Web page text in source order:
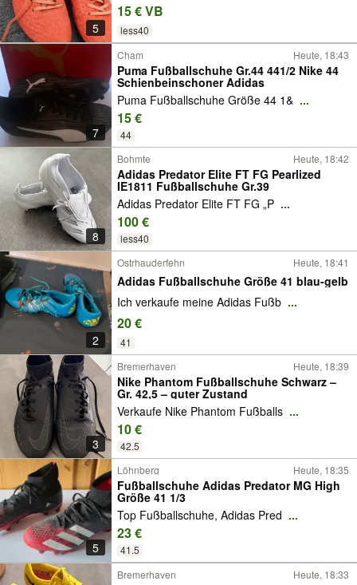
5
15 € VB
less40
7
Cham Heute, 18:43
Puma Fußballschuhe Gr.44 441/2 Nike 44
Schienbeinschoner Adidas
Puma Fußballschuhe Größe 44 1& ...
15 €
44
8
Bohmte Heute, 18:42
Adidas Predator Elite FT FG Pearlized
IE1811 Fußballschuhe Gr.39
Adidas Predator Elite FT FG „P ...
100 €
less40
2
Ostrhauderfehn Heute, 18:41
Adidas Fußballschuhe Größe 41 blau-gelb
Ich verkaufe meine Adidas Fußb ...
20 €
41
3
Bremerhaven Heute, 18:39
Nike Phantom Fußballschuhe Schwarz –
Gr. 42,5 – guter Zustand
Verkaufe Nike Phantom Fußballs ...
10 €
42.5
5
Löhnberg Heute, 18:35
Fußballschuhe Adidas Predator MG High
Größe 41 1/3
Top Fußballschuhe, Adidas Pred ...
23 €
41.5
Bremerhaven
Heute, 18:33